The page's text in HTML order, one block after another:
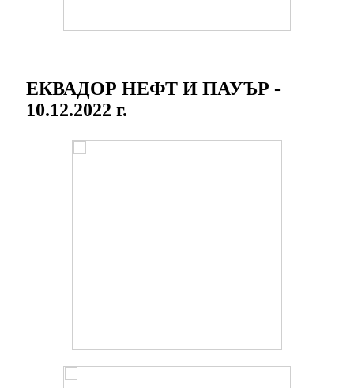
ЕКВАДОР НЕФТ И ПАУЪР -
10.12.2022 г.